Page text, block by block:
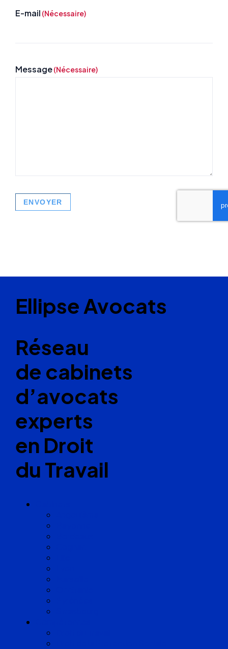
E-mail (Nécessaire)
Message(Nécessaire)
Ellipse Avocats
Réseau
de cabinets
d’avocats
experts
en Droit
du Travail